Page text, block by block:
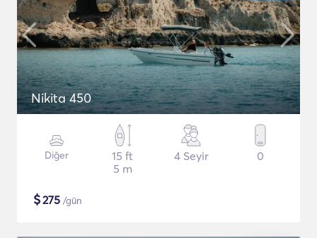
Nikita 450
Diğer
15 ft
5 m
4 Seyir 0
$275 /gün